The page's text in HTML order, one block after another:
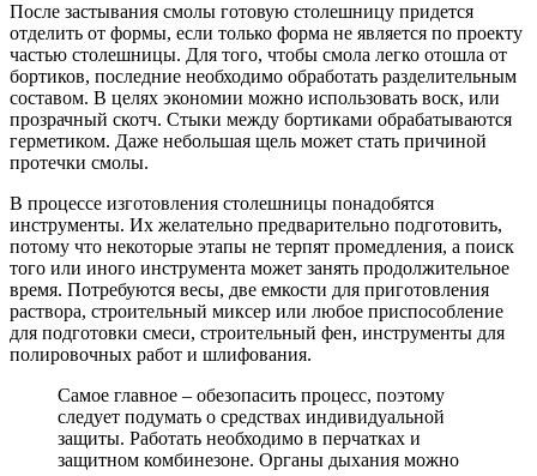
После застывания смолы готовую столешницу придется
отделить от формы, если только форма не является по проекту
частью столешницы. Для того, чтобы смола легко отошла от
бортиков, последние необходимо обработать разделительным
составом. В целях экономии можно использовать воск, или
прозрачный скотч. Стыки между бортиками обрабатываются
герметиком. Даже небольшая щель может стать причиной
протечки смолы.
В процессе изготовления столешницы понадобятся
инструменты. Их желательно предварительно подготовить,
потому что некоторые этапы не терпят промедления, а поиск
того или иного инструмента может занять продолжительное
время. Потребуются весы, две емкости для приготовления
раствора, строительный миксер или любое приспособление
для подготовки смеси, строительный фен, инструменты для
полировочных работ и шлифования.
Самое главное – обезопасить процесс, поэтому
следует подумать о средствах индивидуальной
защиты. Работать необходимо в перчатках и
защитном комбинезоне. Органы дыхания можно